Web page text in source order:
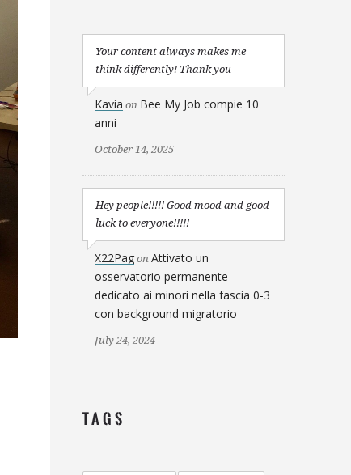
Your content always makes me
think differently! Thank you
Kavia on Bee My Job compie 10
anni
October 14, 2025
Hey people!!!!! Good mood and good
luck to everyone!!!!!
X22Pag on Attivato un
osservatorio permanente
dedicato ai minori nella fascia 0-3
con background migratorio
July 24, 2024
TAGS